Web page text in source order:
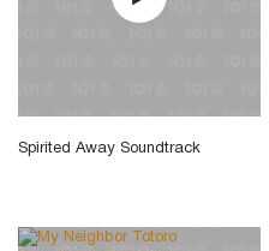
Spirited Away Soundtrack